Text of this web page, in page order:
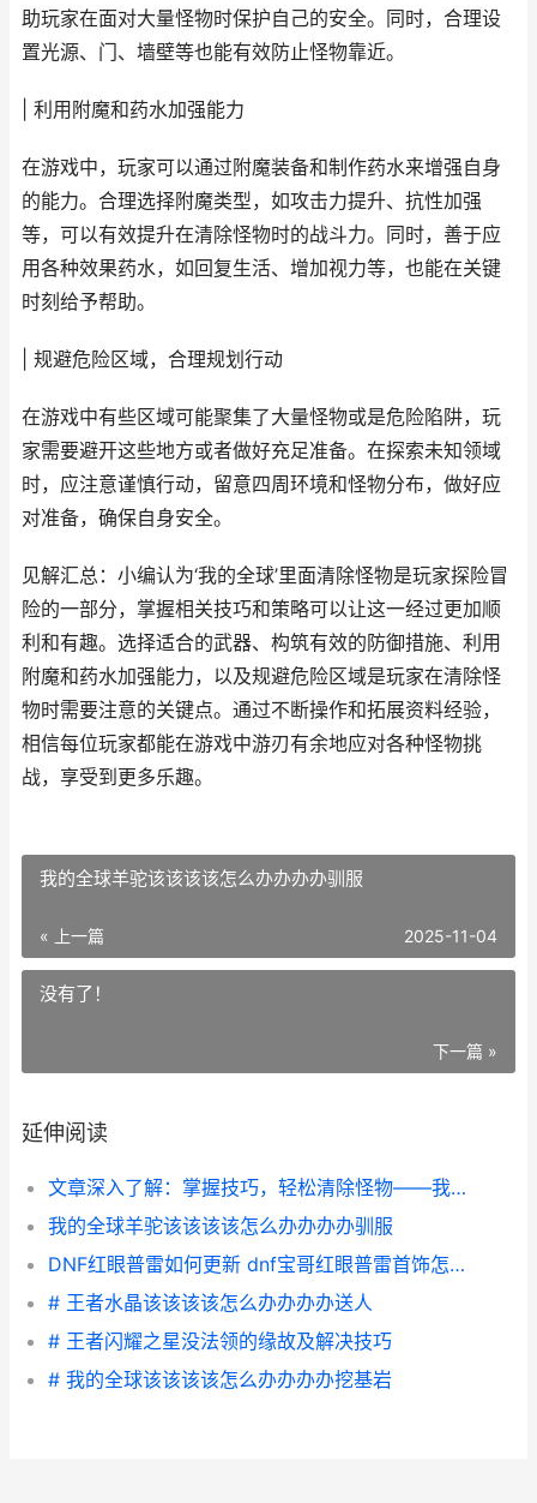
助玩家在面对大量怪物时保护自己的安全。同时，合理设
置光源、门、墙壁等也能有效防止怪物靠近。
| 利用附魔和药水加强能力
在游戏中，玩家可以通过附魔装备和制作药水来增强自身
的能力。合理选择附魔类型，如攻击力提升、抗性加强
等，可以有效提升在清除怪物时的战斗力。同时，善于应
用各种效果药水，如回复生活、增加视力等，也能在关键
时刻给予帮助。
| 规避危险区域，合理规划行动
在游戏中有些区域可能聚集了大量怪物或是危险陷阱，玩
家需要避开这些地方或者做好充足准备。在探索未知领域
时，应注意谨慎行动，留意四周环境和怪物分布，做好应
对准备，确保自身安全。
见解汇总：小编认为‘我的全球’里面清除怪物是玩家探险冒
险的一部分，掌握相关技巧和策略可以让这一经过更加顺
利和有趣。选择适合的武器、构筑有效的防御措施、利用
附魔和药水加强能力，以及规避危险区域是玩家在清除怪
物时需要注意的关键点。通过不断操作和拓展资料经验，
相信每位玩家都能在游戏中游刃有余地应对各种怪物挑
战，享受到更多乐趣。
我的全球羊驼该该该该怎么办办办办驯服
« 上一篇 2025-11-04
没有了！
下一篇 »
延伸阅读
文章深入了解：掌握技巧，轻松清除怪物——我的全球该该该该怎么办办办办清除怪物
我的全球羊驼该该该该怎么办办办办驯服
DNF红眼普雷如何更新 dnf宝哥红眼普雷首饰怎么选
# 王者水晶该该该该怎么办办办办送人
# 王者闪耀之星没法领的缘故及解决技巧
# 我的全球该该该该怎么办办办办挖基岩